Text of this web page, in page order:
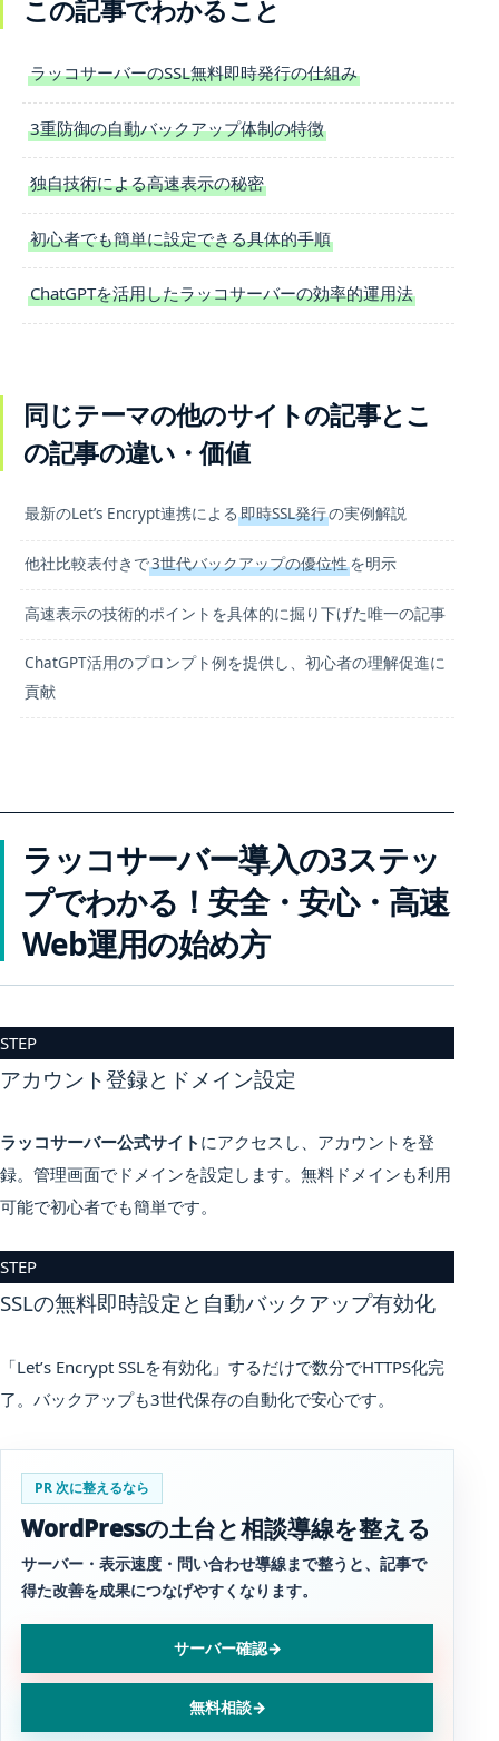
この記事でわかること
ラッコサーバーのSSL無料即時発行の仕組み
3重防御の自動バックアップ体制の特徴
独自技術による高速表示の秘密
初心者でも簡単に設定できる具体的手順
ChatGPTを活用したラッコサーバーの効率的運用法
同じテーマの他のサイトの記事とこ
の記事の違い・価値
最新のLet’s Encrypt連携による即時SSL発行の実例解説
他社比較表付きで3世代バックアップの優位性を明示
高速表示の技術的ポイントを具体的に掘り下げた唯一の記事
ChatGPT活用のプロンプト例を提供し、初心者の理解促進に
貢献
ラッコサーバー導入の3ステッ
プでわかる！安全・安心・高速
Web運用の始め方
STEP
アカウント登録とドメイン設定
ラッコサーバー公式サイト にアクセスし、アカウントを登
録。管理画面でドメインを設定します。無料ドメインも利用
可能で初心者でも簡単です。
STEP
SSLの無料即時設定と自動バックアップ有効化
「Let’s Encrypt SSLを有効化」するだけで数分でHTTPS化完
了。バックアップも3世代保存の自動化で安心です。
PR 次に整えるなら
WordPressの土台と相談導線を整える
サーバー・表示速度・問い合わせ導線まで整うと、記事で
得た改善を成果につなげやすくなります。
サーバー確認→
無料相談→